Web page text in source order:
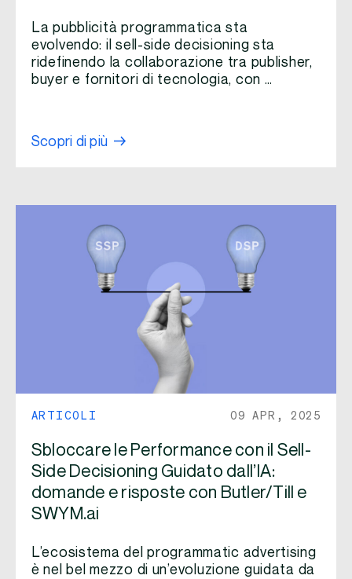
La pubblicità programmatica sta
evolvendo: il sell-side decisioning sta
ridefinendo la collaborazione tra publisher,
buyer e fornitori di tecnologia, con …
Scopri di più
ARTICOLI 09 APR, 2025
Sbloccare le Performance con il Sell-
Side Decisioning Guidato dall’IA:
domande e risposte con Butler/Till e
SWYM.ai
L’ecosistema del programmatic advertising
è nel bel mezzo di un’evoluzione guidata da